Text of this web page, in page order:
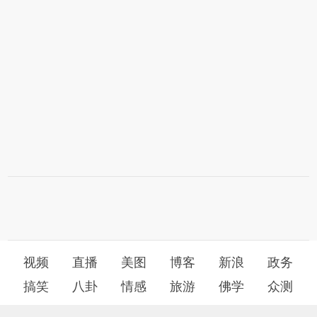
视频 直播 美图 博客 新浪
政务
搞笑
八卦 情感 旅游 佛学 众测